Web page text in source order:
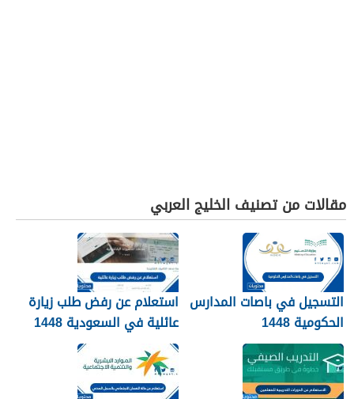
مقالات من تصنيف الخليج العربي
التسجيل في باصات المدارس
الحكومية 1448
استعلام عن رفض طلب زيارة
عائلية في السعودية 1448
الرابط والطريقة